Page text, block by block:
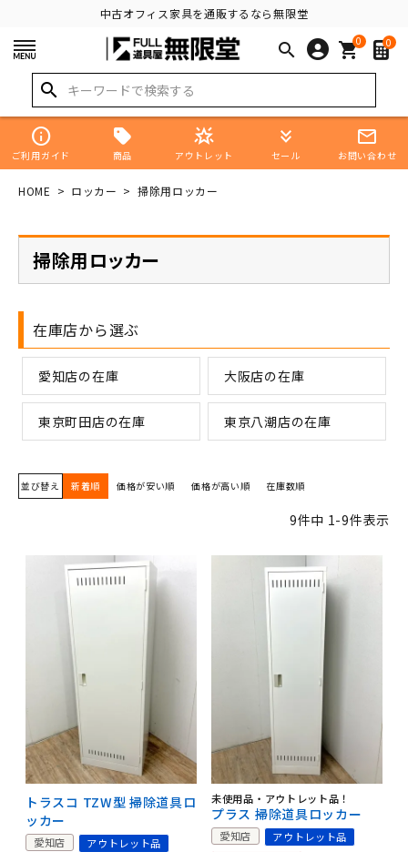
中古オフィス家具を通販するなら無限堂
search 0
shopping_cart 0
search
info
ご利用ガイド 商品
star_shine
アウトレット
keyboard_double_arrow_down
セール
mail_outline
お問い合わせ
HOME ロッカー 掃除用ロッカー
掃除用ロッカー
在庫店から選ぶ
愛知店の在庫 大阪店の在庫
東京町田店の在庫 東京八潮店の在庫
並び替え 新着順 価格が安い順 価格が高い順 在庫数順
9件中 1-9件表示
トラスコ TZW型 掃除道具ロ
ッカー
愛知店
アウトレット品
未使用品・アウトレット品！
プラス 掃除道具ロッカー
愛知店
アウトレット品